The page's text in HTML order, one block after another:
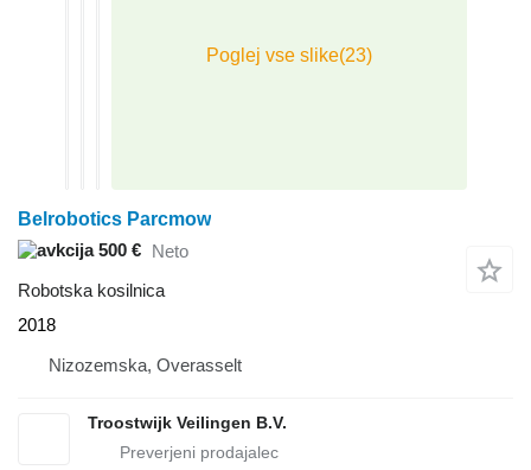
Belrobotics Parcmow
500 € Neto
Robotska kosilnica
2018
Nizozemska, Overasselt
Troostwijk Veilingen B.V.